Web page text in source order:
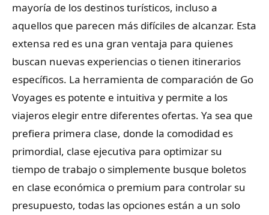
mayoría de los destinos turísticos, incluso a
aquellos que parecen más difíciles de alcanzar. Esta
extensa red es una gran ventaja para quienes
buscan nuevas experiencias o tienen itinerarios
específicos. La herramienta de comparación de Go
Voyages es potente e intuitiva y permite a los
viajeros elegir entre diferentes ofertas. Ya sea que
prefiera primera clase, donde la comodidad es
primordial, clase ejecutiva para optimizar su
tiempo de trabajo o simplemente busque boletos
en clase económica o premium para controlar su
presupuesto, todas las opciones están a un solo